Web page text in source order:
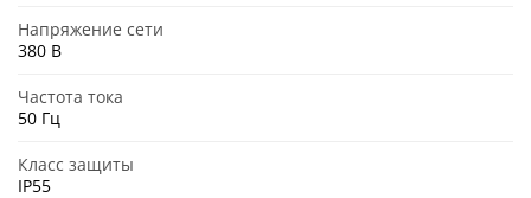
Напряжение сети
380 В
Частота тока
50 Гц
Класс защиты
IP55